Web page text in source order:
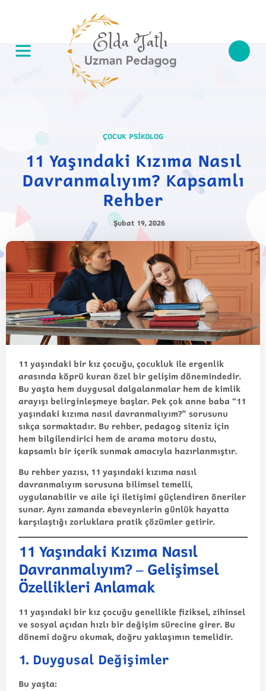
ÇOCUK PSIKOLOG
11 Yaşındaki Kızıma Nasıl
Davranmalıyım? Kapsamlı
Rehber
Şubat 19, 2026
11 yaşındaki bir kız çocuğu, çocukluk ile ergenlik
arasında köprü kuran özel bir gelişim dönemindedir.
Bu yaşta hem duygusal dalgalanmalar hem de kimlik
arayışı belirginleşmeye başlar. Pek çok anne baba “11
yaşındaki kızıma nasıl davranmalıyım?” sorusunu
sıkça sormaktadır. Bu rehber, pedagog siteniz için
hem bilgilendirici hem de arama motoru dostu,
kapsamlı bir içerik sunmak amacıyla hazırlanmıştır.
Bu rehber yazısı, 11 yaşındaki kızıma nasıl
davranmalıyım sorusuna bilimsel temelli,
uygulanabilir ve aile içi iletişimi güçlendiren öneriler
sunar. Aynı zamanda ebeveynlerin günlük hayatta
karşılaştığı zorluklara pratik çözümler getirir.
11 Yaşındaki Kızıma Nasıl
Davranmalıyım? – Gelişimsel
Özellikleri Anlamak
11 yaşındaki bir kız çocuğu genellikle fiziksel, zihinsel
ve sosyal açıdan hızlı bir değişim sürecine girer. Bu
dönemi doğru okumak, doğru yaklaşımın temelidir.
1. Duygusal Değişimler
Bu yaşta: